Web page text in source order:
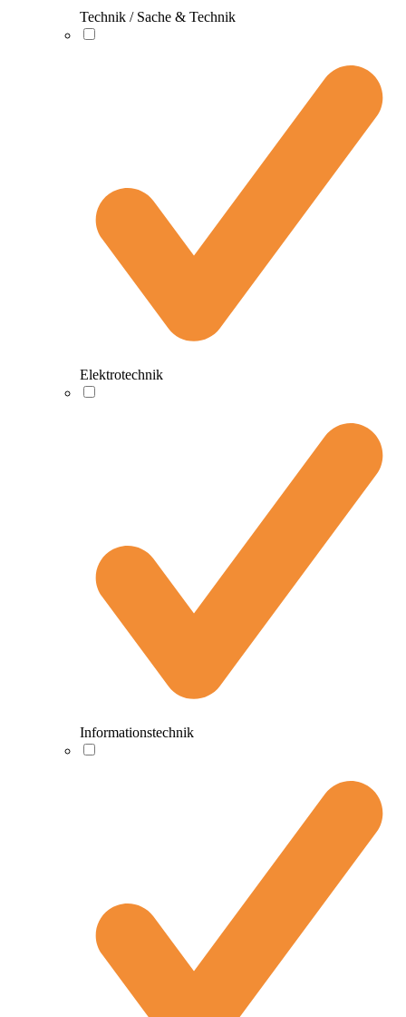
Technik / Sache & Technik
Elektrotechnik
Informationstechnik